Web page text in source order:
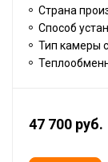
Страна
Способ
Тип камеры
47 700 руб.